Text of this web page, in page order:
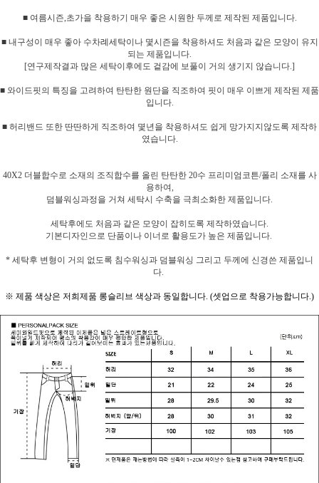
■ 여름시즌,초가을 착용하기 매우 좋은 시원한 두께로 제작된 제품입니다.
■ 내구성이 매우 좋아 수차례세탁이나 몇시즌을 착용하셔도 처음과 같은 모양이 유지
되는 제품입니다.
[연구제작결과 많은 세탁이후에도 겉감에 보풀이 거의 생기지 않습니다.]
■ 와이드핏의 특징을 고려하여 탄탄한 원단을 직조하여 핏이 매우 이쁘게 제작된 제품
입니다.
■ 허리밴드 또한 딴딴하게 직조하여 몇년을 착용하셔도 쉽게 망가지지않도록 제작하
였습니다.
40X2 더블합수로 소재의 조직합수를 올린 탄탄한 20수 프리미엄코튼/폴리 소재를 사
용하여,
덤블워싱과정을 거쳐 세탁시 수축을 극최소화한 제품입니다.
세탁후에도 처음과 같은 모양이 잡히도록 제작하였습니다.
기본디자인으로 단품이나 이너로 활용도가 높은 제품입니다.
* 세탁후 변형이 거의 없도록 침수워싱과 덤블워싱 그리고 두께에 신경쓴 제품입니
다.
※ 제품 색상은 저희제품 롱슬리브 색상과 동일합니다. (셋업으로 착용가능합니다.)